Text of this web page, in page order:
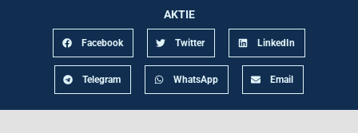
AKTIE
Facebook Twitter LinkedIn
Telegram WhatsApp Email